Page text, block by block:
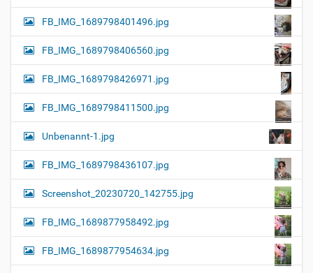
FB_IMG_1689798401496.jpg
FB_IMG_1689798406560.jpg
FB_IMG_1689798426971.jpg
FB_IMG_1689798411500.jpg
Unbenannt-1.jpg
FB_IMG_1689798436107.jpg
Screenshot_20230720_142755.jpg
FB_IMG_1689877958492.jpg
FB_IMG_1689877954634.jpg